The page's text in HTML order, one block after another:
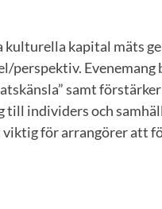
kulturella kapital mäts
perspektiv. Evenemang
samt
till individers och
för arrangörer att